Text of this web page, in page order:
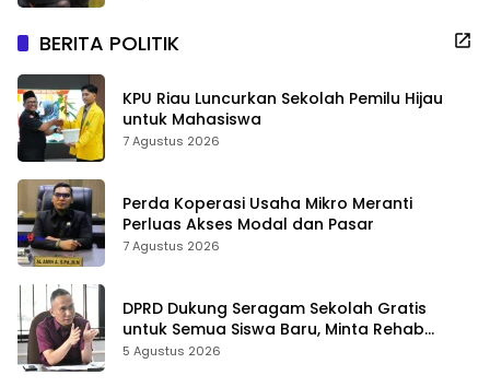
BERITA POLITIK
KPU Riau Luncurkan Sekolah Pemilu Hijau
untuk Mahasiswa
7 Agustus 2026
Perda Koperasi Usaha Mikro Meranti
Perluas Akses Modal dan Pasar
7 Agustus 2026
DPRD Dukung Seragam Sekolah Gratis
untuk Semua Siswa Baru, Minta Rehab
Sekolah Jangan Dikurangi
5 Agustus 2026